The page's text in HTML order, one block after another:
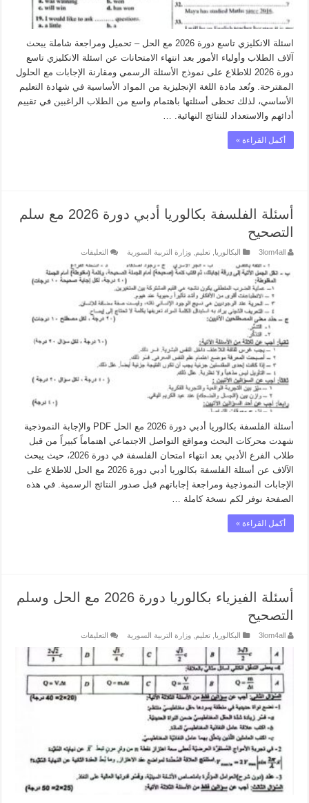
اسئلة الانكليزي تاسع دورة 2026 مع الحل – تحميل ومراجعة شاملة يبحث
آلاف الطلاب وأولياء الأمور بعد انتهاء الامتحانات عن اسئلة الانكليزي تاسع
دورة 2026 للاطلاع على نموذج الأسئلة الرسمي ومقارنة الإجابات مع الحلول
المقترحة. وتُعد مادة اللغة الإنجليزية من المواد الأساسية في شهادة التعليم
الأساسي، لذلك تحظى أسئلتها باهتمام واسع من الطلاب الراغبين في تقييم
أدائهم والاستعداد للنتائج النهائية. …
أكمل القراءة »
أسئلة الفلسفة بكالوريا أدبي دورة 2026 مع سلم
التصحيح
3lom4all البكالوريا ,تعليم ,وزارة التربية السورية التعليقات
الفلسفة
بكالوريا
2026
سلم
مغلقة
أسئلة الفلسفة بكالوريا أدبي دورة 2026 مع الحل PDF والإجابة النموذجية
شهدت محركات البحث ومواقع التواصل الاجتماعي اهتماماً كبيراً من قبل
طلاب الفرع الأدبي بعد انتهاء امتحان الفلسفة في دورة 2026، حيث يبحث
الآلاف عن أسئلة الفلسفة بكالوريا أدبي دورة 2026 مع الحل للاطلاع على
الإجابات النموذجية ومراجعة إجاباتهم قبل صدور النتائج الرسمية. في هذه
الصفحة نوفر لكم نسخة كاملة …
أكمل القراءة »
أسئلة الفيزياء بكالوريا دورة 2026 مع الحل وسلم
التصحيح
3lom4all البكالوريا ,تعليم ,وزارة التربية السورية التعليقات
الفيزياء
2026
مع
الحل